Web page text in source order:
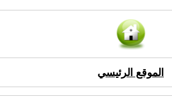
الموقع الرئيسي